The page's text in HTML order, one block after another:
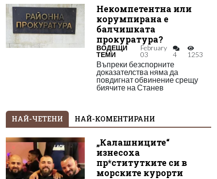
Некомпетентна или
корумпирана е
балчишката
прокуратура?
ВОДЕЩИ
ТЕМИ
February
03
4 1253
Въпреки безспорните
доказателства няма да
повдигнат обвинение срещу
биячите на Станев
НАЙ-ЧЕТЕНИ НАЙ-КОМЕНТИРАНИ
„Калашниците“
изнесоха
пр*ститутките си в
морските курорти